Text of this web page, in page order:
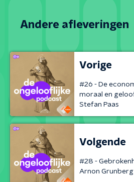
Andere afleveringen
Vorige
#26 - De
moraal en
Stefan Paas
Volgende
#28 -
Arnon